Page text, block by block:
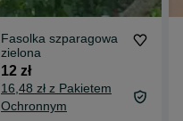
Fasolka szparagowa
zielona
12 zł
16,48 zł z Pakietem
Ochronnym